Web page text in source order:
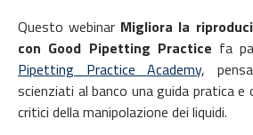
Questo webinar Migliora la
con Good Pipetting Practice fa
Pipetting Practice Academy,
scienziati al banco una guida pratica
critici della manipolazione dei liquidi.